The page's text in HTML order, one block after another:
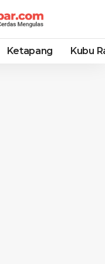
Ketapang Kubu